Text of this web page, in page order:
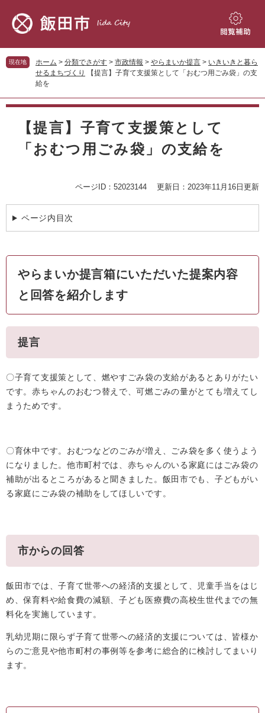
先
頭
を
飛
て
閲
補
助
現在地 ホーム > 分類でさがす > 市政情報 > やらまいか提言 > いきいきと暮ら
せるまちづくり
【提言】子育て支援策として「おむつ用ごみ袋」の支
給を
本
【提言】子育て支援策として
「おむつ用ごみ袋」の支給を
ページID：52023144 更新日：2023年11月16日更新
ページ内目次
やらまいか提言箱にいただいた提案内容
と回答を紹介します
提言
〇子育て支援策として、燃やすごみ袋の支給があるとありがたい
です。赤ちゃんのおむつ替えで、可燃ごみの量がとても増えてし
まうためです。
〇育休中です。おむつなどのごみが増え、ごみ袋を多く使うよう
になりました。他市町村では、赤ちゃんのいる家庭にはごみ袋の
補助が出るところがあると聞きました。飯田市でも、子どもがい
る家庭にごみ袋の補助をしてほしいです。
市からの回答
飯田市では、子育て世帯への経済的支援として、児童手当をはじ
め、保育料や給食費の減額、子ども医療費の高校生世代までの無
料化を実施しています。
乳幼児期に限らず子育て世帯への経済的支援については、皆様か
らのご意見や他市町村の事例等を参考に総合的に検討してまいり
ます。